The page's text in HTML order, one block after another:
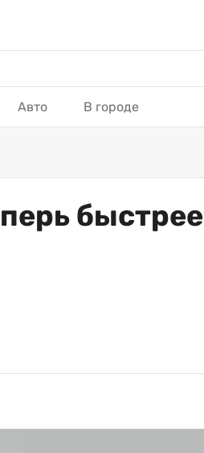
Авто В городе
быстрее